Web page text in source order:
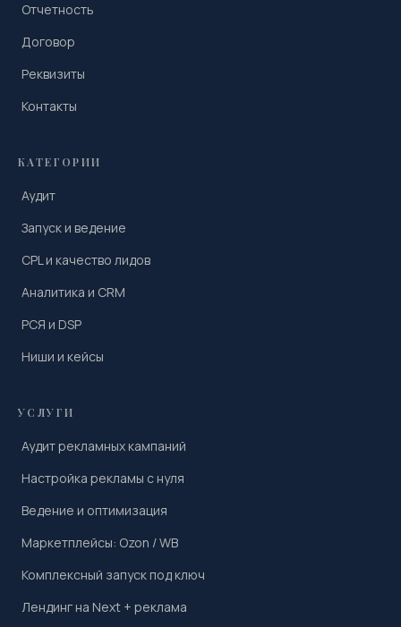
Отчетность
Договор
Реквизиты
Контакты
КАТЕГОРИИ
Аудит
Запуск и ведение
CPL и качество лидов
Аналитика и CRM
РСЯ и DSP
Ниши и кейсы
УСЛУГИ
Аудит рекламных кампаний
Настройка рекламы с нуля
Ведение и оптимизация
Маркетплейсы: Ozon / WB
Комплексный запуск под ключ
Лендинг на Next + реклама